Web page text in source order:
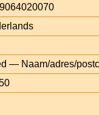
— Naam/adres/